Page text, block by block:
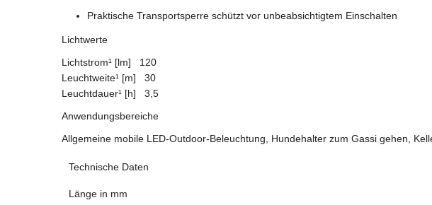
Praktische Transportsperre schützt vor unbeabsichtigtem Einschalten
Lichtwerte
Lichtstrom¹ [lm] 120
Leuchtweite¹ [m] 30
Leuchtdauer¹ [h] 3,5
Anwendungsbereiche
Allgemeine mobile LED-Outdoor-Beleuchtung, Hundehalter zum Gassi gehen,
Technische Daten
Länge in mm